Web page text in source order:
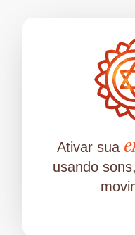
Ativar sua
usando